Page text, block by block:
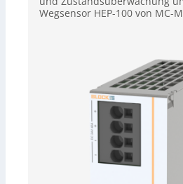
Wegsensor HEP-100 von MC-